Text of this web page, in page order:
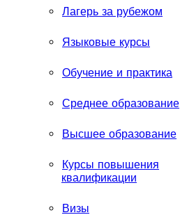
Лагерь за рубежом
Языковые курсы
Обучение и практика
Среднее образование
Высшее образование
Курсы повышения
квалификации
Визы